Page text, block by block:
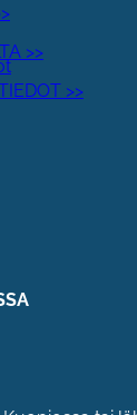
>>
>>